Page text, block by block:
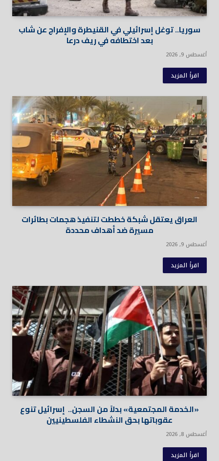
سوريا.. توغل إسرائيلي في القنيطرة والإفراج عن شاب
بعد اختطافه في ريف درعا
أغسطس 9, 2026
اقرأ المزيد
العراق يعتقل شبكة خططت لتنفيذ هجمات بطائرات
مسيرة ضد أهداف محددة
أغسطس 9, 2026
اقرأ المزيد
«الخدمة المجتمعية» بدلاً من السجن.. إسرائيل تنوع
عقوباتها بحق النشطاء الفلسطينيين
أغسطس 8, 2026
اقرأ المزيد